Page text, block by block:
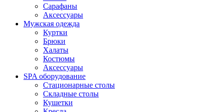
Сарафаны
Аксессуары
Мужская одежда
Куртки
Брюки
Халаты
Костюмы
Аксессуары
SPA оборудование
Стационарные столы
Складные столы
Кушетки